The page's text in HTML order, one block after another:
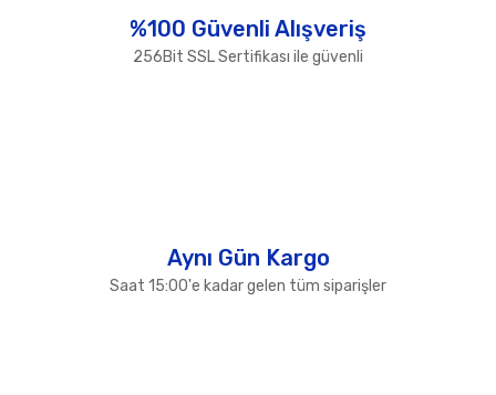
Ürün fiyatı diğer sitelerden daha pahalı.
%100 Güvenli Alışveriş
256Bit SSL Sertifikası ile güvenli
Aynı Gün Kargo
Saat 15:00'e kadar gelen tüm siparişler